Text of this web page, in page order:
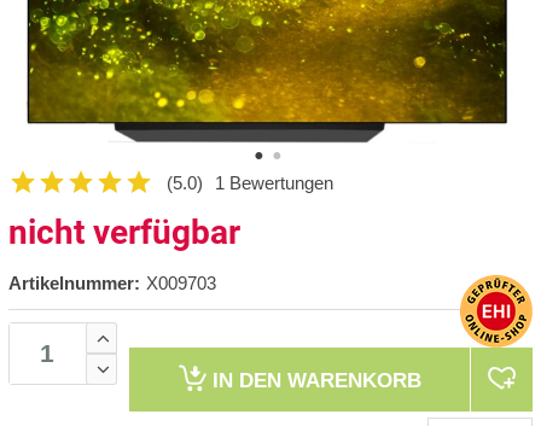
(5.0) 1 Bewertungen
nicht verfügbar
Artikelnummer: X009703
IN DEN WARENKORB